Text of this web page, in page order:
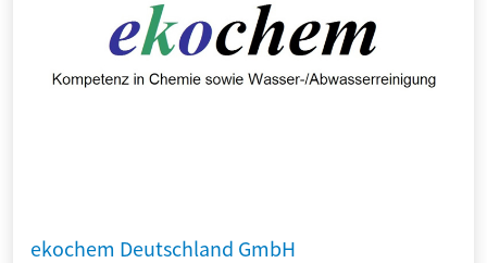
ekochem Deutschland GmbH